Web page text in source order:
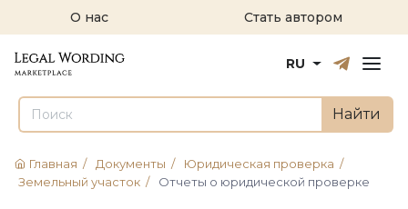
О нас Стать автором
РусскийEnglish
RU
Найти
Главная / Документы / Юридическая проверка /
Земельный участок / Отчеты о юридической проверке